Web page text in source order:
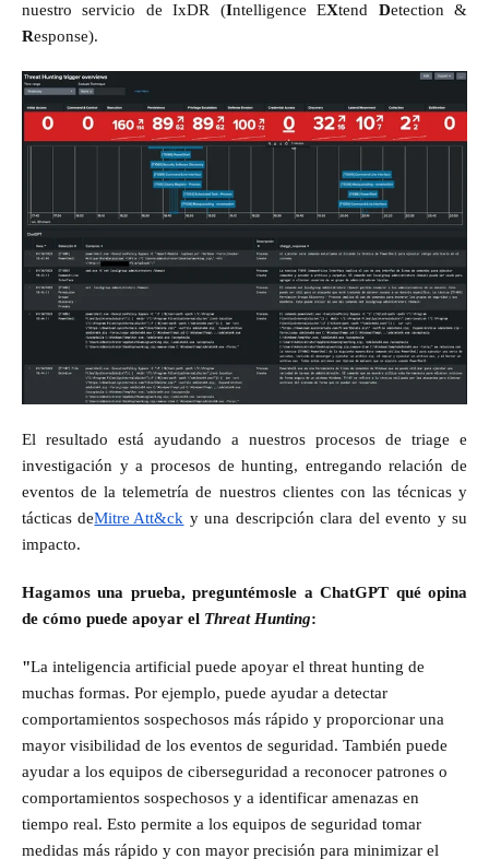
nuestro servicio de IxDR (Intelligence EXtend Detection &
Response).
El resultado está ayudando a nuestros procesos de triage e
investigación y a procesos de hunting, entregando relación de
eventos de la telemetría de nuestros clientes con las técnicas y
tácticas deMitre Att&ck y una descripción clara del evento y su
impacto.
Hagamos una prueba, preguntémosle a ChatGPT qué opina
de cómo puede apoyar el Threat Hunting:
"La inteligencia artificial puede apoyar el threat hunting de
muchas formas. Por ejemplo, puede ayudar a detectar
comportamientos sospechosos más rápido y proporcionar una
mayor visibilidad de los eventos de seguridad. También puede
ayudar a los equipos de ciberseguridad a reconocer patrones o
comportamientos sospechosos y a identificar amenazas en
tiempo real. Esto permite a los equipos de seguridad tomar
medidas más rápido y con mayor precisión para minimizar el